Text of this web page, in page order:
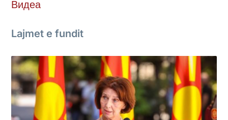
Видеа
Lajmet e fundit